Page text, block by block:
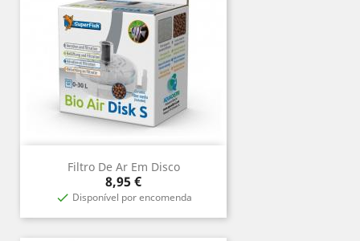
Filtro De Ar Em Disco
Prix
8,95 €
 Disponível por encomenda